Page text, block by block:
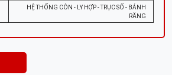
HỆ THỐNG CÔN - LY HỢP - TRỤC SỐ - BÁNH
RĂNG